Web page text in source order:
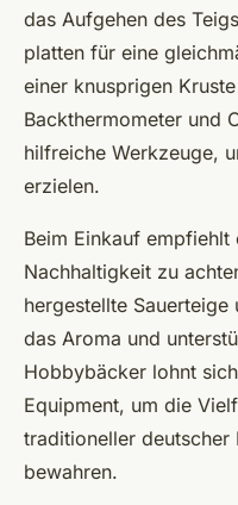
das Aufgehen des
platten für eine
einer knusprigen
Backthermometer und
hilfreiche Werkzeuge,
erzielen.
Beim Einkauf
Nachhaltigkeit zu
hergestellte
das Aroma und
Hobbybäcker lohnt
Equipment, um die
traditioneller deutscher
bewahren.